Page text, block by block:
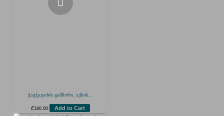
ჭავჭავაძის გამზირი, აქსის...
₾ 180.00 Add to Cart